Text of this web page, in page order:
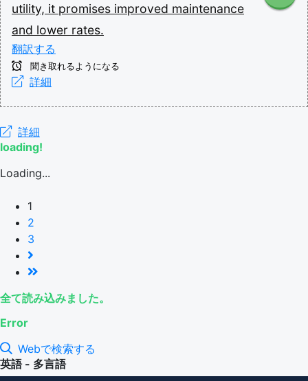
utility, it promises improved maintenance
and lower rates.
翻訳する
聞き取れるようになる
詳細
詳細
loading!
Loading...
1
2
3
全て読み込みました。
Error
Webで検索する
英語 - 多言語